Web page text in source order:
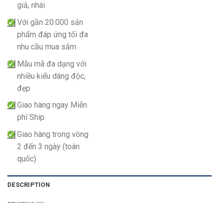
giả, nhái
Với gần 20.000 sản
phẩm đáp ứng tối đa
nhu cầu mua sắm
Mẫu mã đa dạng với
nhiều kiểu dáng độc,
đẹp
Giao hàng ngay Miễn
phí Ship
Giao hàng trong vòng
2 đến 3 ngày (toàn
quốc)
DESCRIPTION